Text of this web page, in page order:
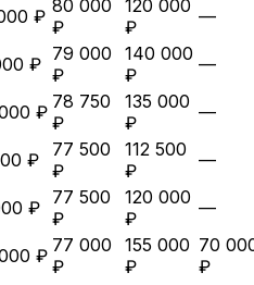
₽ 80 000
₽
120 000
₽
—
₽ 79 000
₽
140 000
₽
—
₽ 78 750
₽
135 000
₽
—
₽
77 500
₽
112 500
₽
—
₽ 77 500
₽
120 000
₽
—
₽ 77 000
₽
155 000
₽
70
₽